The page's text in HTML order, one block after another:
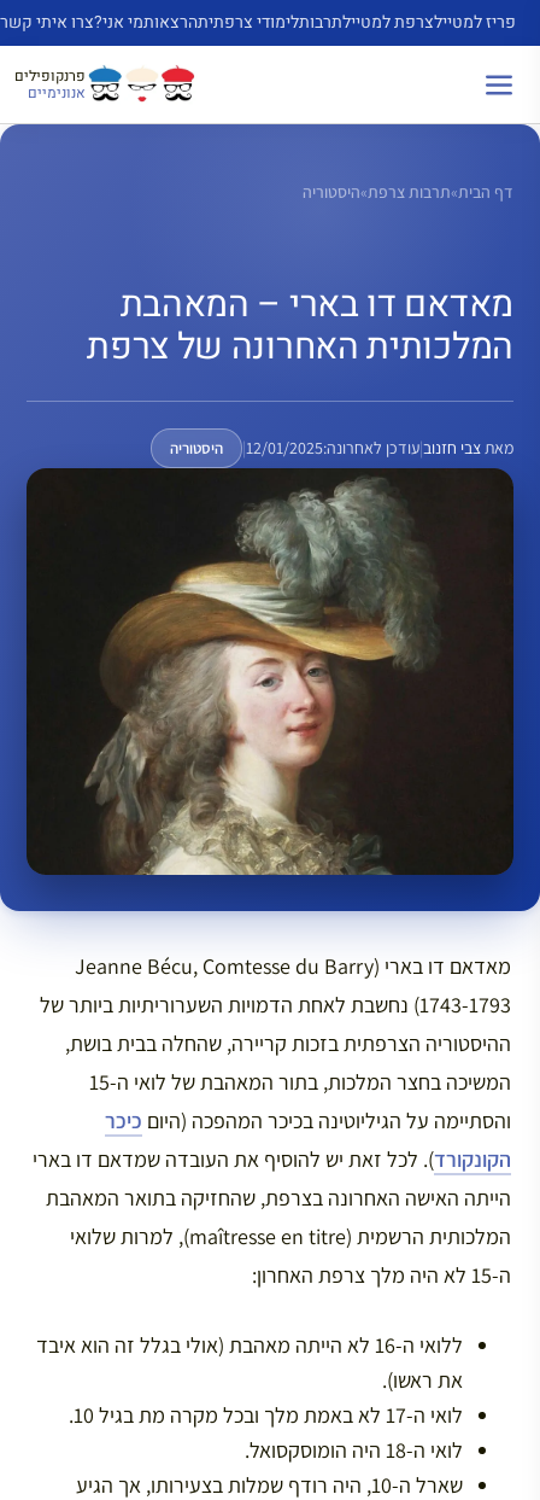
לדלג
לתוכן
פריז למטיילצרפת למטיילתרבותלימודי צרפתיתהרצאותמי אני?צרו איתי קשר
פרנקופילים
אנונימיים
דף הבית»תרבות צרפת»היסטוריה
מאדאם דו בארי – המאהבת
המלכותית האחרונה של צרפת
מאתצבי חזנוב|עודכן לאחרונה:12/01/2025
| היסטוריה
מאדאם דו בארי (Jeanne Bécu, Comtesse du Barry
1743-1793) נחשבת לאחת הדמויות השערוריתיות ביותר של
ההיסטוריה הצרפתית בזכות קריירה, שהחלה בבית בושת,
המשיכה בחצר המלכות, בתור המאהבת של לואי ה-15
והסתיימה על הגיליוטינה בכיכר המהפכה (היום כיכר
הקונקורד). לכל זאת יש להוסיף את העובדה שמדאם דו בארי
הייתה האישה האחרונה בצרפת, שהחזיקה בתואר המאהבת
המלכותית הרשמית (maîtresse en titre), למרות שלואי
ה-15 לא היה מלך צרפת האחרון:
ללואי ה-16 לא הייתה מאהבת (אולי בגלל זה הוא איבד
את ראשו).
לואי ה-17 לא באמת מלך ובכל מקרה מת בגיל 10.
לואי ה-18 היה הומוסקסואל.
שארל ה-10, היה רודף שמלות בצעירותו, אך הגיע